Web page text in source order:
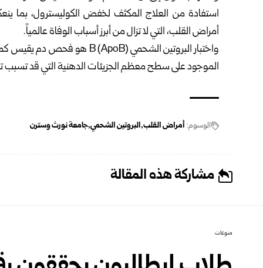
استفادة من العلاج المكثف لخفض الكوليسترول، بما
أمراض القلب، التي لا تزال من أبرز أسباب الوفاة عالمياً.
الموجود على سطح معظم الجزيئات الدهنية التي قد تسبب
الوسوم: أمراض القلب البروتين الشحمي جامعة نورث وسترن
مشاركة هذه المقالة
منوعات